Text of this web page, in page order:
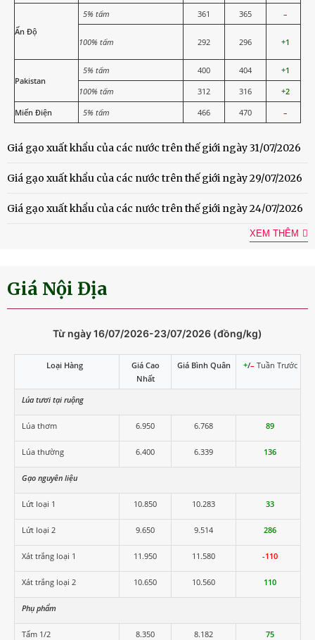
Ấn Độ
5% tấm 361 365 –
100% tấm 292 296 +1
Pakistan
5% tấm 400 404
+1
100% tấm
312 316
+2
Miến Điện
5% tấm 466 470 –
Giá gạo xuất khẩu của các nước trên thế giới ngày 31/07/2026
Giá gạo xuất khẩu của các nước trên thế giới ngày 29/07/2026
Giá gạo xuất khẩu của các nước trên thế giới ngày 24/07/2026
XEM THÊM
Giá Nội Địa
Từ ngày 16/07/2026-23/07/2026 (đồng/kg)
Loại Hàng
Giá Cao
Nhất
Giá Bình Quân +/– Tuần Trước
Lúa tươi tại ruộng
Lúa thơm 6.950 6.768 89
Lúa thường 6.400 6.339 136
Gạo nguyên liệu
Lứt loại 1 10.850 10.283 33
Lứt loại 2 9.650 9.514 286
Xát trắng loại 1 11.950 11.580 -110
Xát trắng loại 2 10.650 10.560 110
Phụ phẩm
Tấm 1/2 8.350 8.182 75